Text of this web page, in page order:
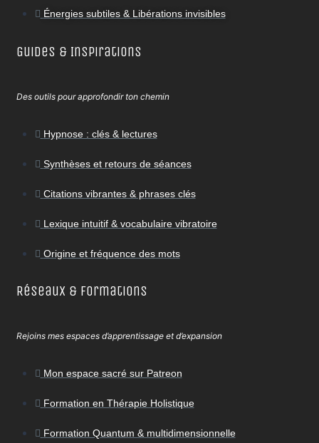
Énergies subtiles & Libérations invisibles
Guides & Inspirations
Des outils pour approfondir ton chemin
Hypnose : clés & lectures
Synthèses et retours de séances
Citations vibrantes & phrases clés
Lexique intuitif & vocabulaire vibratoire
Origine et fréquence des mots
Réseaux & Formations
Rejoins mes espaces d’apprentissage et d’expansion
Mon espace sacré sur Patreon
Formation en Thérapie Holistique
Formation Quantum & multidimensionnelle